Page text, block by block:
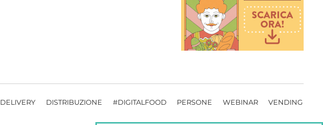
DELIVERY DISTRIBUZIONE #DIGITALFOOD PERSONE WEBINAR VENDING